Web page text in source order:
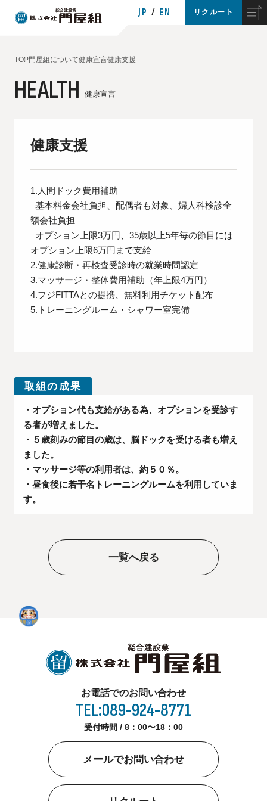
JP EN リクルート
TOP門屋組について健康宣言健康支援
HEALTH 健康宣言
健康支援
1.人間ドック費用補助
基本料金会社負担、配偶者も対象、婦人科検診全
額会社負担
オプション上限3万円、35歳以上5年毎の節目には
オプション上限6万円まで支給
2.健康診断・再検査受診時の就業時間認定
3.マッサージ・整体費用補助（年上限4万円）
4.フジFITTAとの提携、無料利用チケット配布
5.トレーニングルーム・シャワー室完備
取組の成果
・オプション代も支給がある為、オプションを受診す
る者が増えました。
・５歳刻みの節目の歳は、脳ドックを受ける者も増え
ました。
・マッサージ等の利用者は、約５０％。
・昼食後に若干名トレーニングルームを利用していま
す。
一覧へ戻る
お電話でのお問い合わせ
TEL:089-924-8771
受付時間 / 8：00〜18：00
メールでお問い合わせ